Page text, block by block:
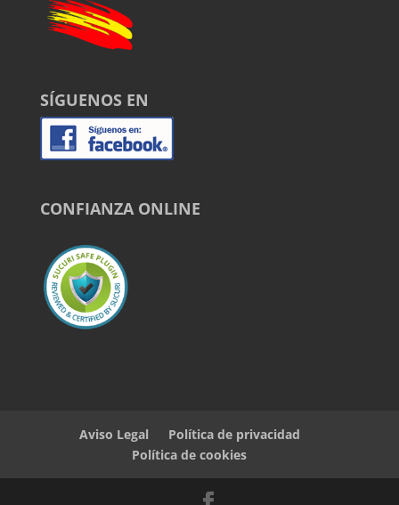
SÍGUENOS EN
CONFIANZA ONLINE
Aviso Legal
Política de privacidad
Política de cookies